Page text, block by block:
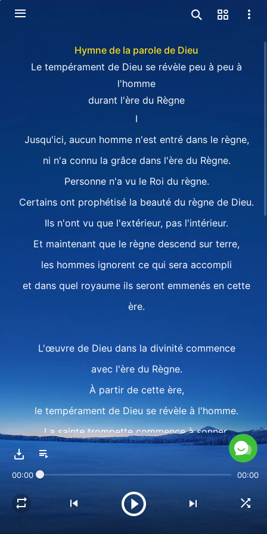
Hymne de la parole de Dieu
Le tempérament de Dieu se révèle peu à peu à
l'homme
durant l'ère du Règne
I
Jusqu'ici, aucun homme n'est entré dans le règne,
ni n'a connu la grâce dans l'ère du Règne.
Personne n'a vu le Roi du règne.
Certains ont prophétisé la beauté du règne de Dieu.
Ils n'ont vu que l'extérieur, pas l'intérieur.
Et maintenant que le règne descend sur terre,
les hommes ignorent ce qui sera accompli
et dans quel royaume ils seront emmenés en cette
ère.
L'œuvre de Dieu dans la divinité commence
avec l'ère du Règne.
À partir de cette ère,
le tempérament de Dieu se révèle à l'homme.
La sainte trompette commence à sonner,
II
Quand Dieu prendra le pouvoir dans le règne,
alors Son peuple sera rendu complet.
00:00 00:00